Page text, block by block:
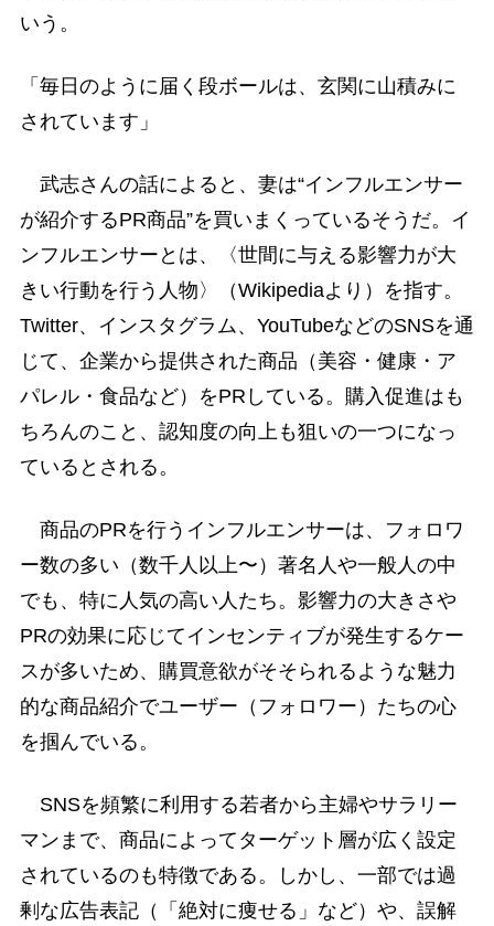
いう。
「毎日のように届く段ボールは、玄関に山積みに
されています」
武志さんの話によると、妻は“インフルエンサー
が紹介するPR商品”を買いまくっているそうだ。イ
ンフルエンサーとは、〈世間に与える影響力が大
きい行動を行う人物〉（Wikipediaより）を指す。
Twitter、インスタグラム、YouTubeなどのSNSを通
じて、企業から提供された商品（美容・健康・ア
パレル・食品など）をPRしている。購入促進はも
ちろんのこと、認知度の向上も狙いの一つになっ
ているとされる。
商品のPRを行うインフルエンサーは、フォロワ
ー数の多い（数千人以上〜）著名人や一般人の中
でも、特に人気の高い人たち。影響力の大きさや
PRの効果に応じてインセンティブが発生するケー
スが多いため、購買意欲がそそられるような魅力
的な商品紹介でユーザー（フォロワー）たちの心
を掴んでいる。
SNSを頻繁に利用する若者から主婦やサラリー
マンまで、商品によってターゲット層が広く設定
されているのも特徴である。しかし、一部では過
剰な広告表記（「絶対に痩せる」など）や、誤解